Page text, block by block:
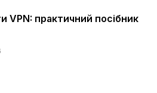
VPN: практичний посібник